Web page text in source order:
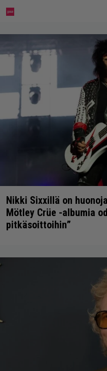
Nikki Sixxillä on
Mötley Crüe -albumia
pitkäsoittoihin”